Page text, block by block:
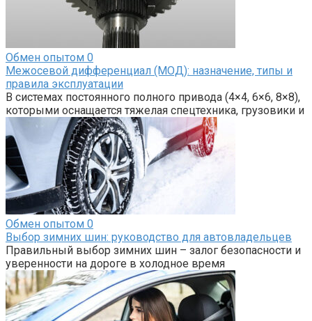
Обмен опытом 0
Межосевой дифференциал (МОД): назначение, типы и
правила эксплуатации
В системах постоянного полного привода (4×4, 6×6, 8×8),
которыми оснащается тяжелая спецтехника, грузовики и
Обмен опытом 0
Выбор зимних шин: руководство для автовладельцев
Правильный выбор зимних шин – залог безопасности и
уверенности на дороге в холодное время